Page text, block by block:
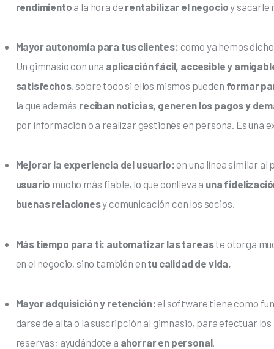
rendimiento a la hora de rentabilizar el negocioy sacarle
Mayor autonomía para tus clientes: como ya hemos
Un gimnasio con una aplicación fácil, accesible y
satisfechos, sobre todo si ellos mismos pueden formar
la que además reciban noticias, generen los pagos y
por información o a realizar gestiones en persona. Es una
Mejorar la experiencia del usuario:en una línea similar
usuario mucho más fiable, lo que conlleva a una
buenas relacionesy comunicación con los socios.
Más tiempo para ti: automatizar las tareaste otorga
en el negocio, sino también en tu calidad de vida.
Mayor adquisición y retención:el software tiene como
darse de alta o la suscripción al gimnasio, para efectuar
reservas; ayudándote a ahorrar en personal.